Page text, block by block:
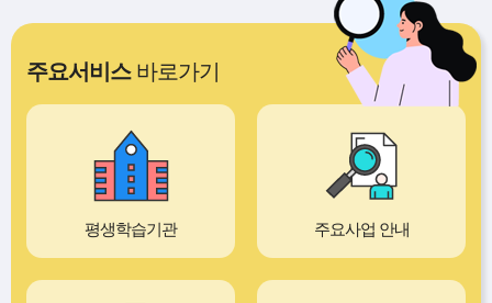
주요서비스바로가기
평생학습기관 주요사업 안내